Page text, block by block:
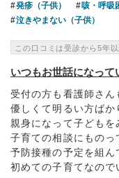
発疹（子供）
咳・呼吸
泣きやまない（子供）
この口コミは受診から5年
いつもお世話になって
受付の方も看護師さん
優しくて明るい方ばか
親身になって子どもを
子育ての相談にものっ
予防接種の予定を組ん
初めての子育てなので